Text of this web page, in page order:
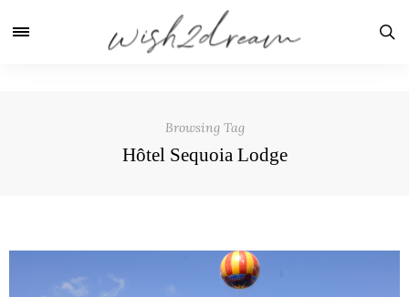
Browsing Tag
Hôtel Sequoia Lodge